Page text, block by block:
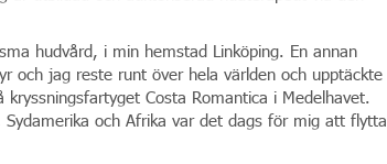
hudvård, i min hemstad Linköping. En annan
och jag reste runt över hela världen och upptäckte
Costa Romantica i Medelhavet.
och Afrika var det dags för mig att flytta